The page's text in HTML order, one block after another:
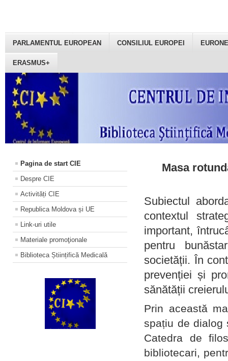
PARLAMENTUL EUROPEAN CONSILIUL EUROPEI
ERASMUS+
Pagina de start CIE
Despre CIE
Activități CIE
Republica Moldova și UE
Link-uri utile
Materiale promoţionale
Biblioteca Științifică Medicală
Masa
Subiectul
contextul
important,
pentru
societății. În
prevenției și
sănătății
Prin această
spațiu de dialog
Catedra de
bibliotecari,